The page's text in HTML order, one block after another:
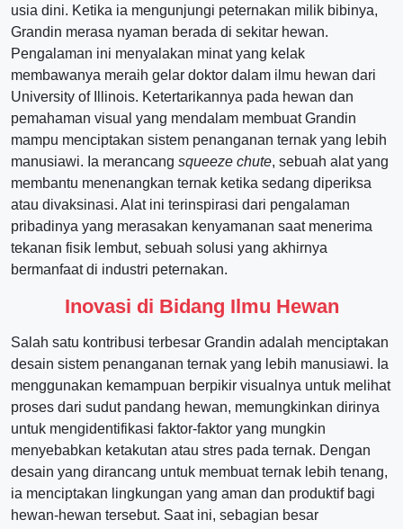
usia dini. Ketika ia mengunjungi peternakan milik bibinya,
Grandin merasa nyaman berada di sekitar hewan.
Pengalaman ini menyalakan minat yang kelak
membawanya meraih gelar doktor dalam ilmu hewan dari
University of Illinois. Ketertarikannya pada hewan dan
pemahaman visual yang mendalam membuat Grandin
mampu menciptakan sistem penanganan ternak yang lebih
manusiawi. Ia merancang squeeze chute, sebuah alat yang
membantu menenangkan ternak ketika sedang diperiksa
atau divaksinasi. Alat ini terinspirasi dari pengalaman
pribadinya yang merasakan kenyamanan saat menerima
tekanan fisik lembut, sebuah solusi yang akhirnya
bermanfaat di industri peternakan.
Inovasi di Bidang Ilmu Hewan
Salah satu kontribusi terbesar Grandin adalah menciptakan
desain sistem penanganan ternak yang lebih manusiawi. Ia
menggunakan kemampuan berpikir visualnya untuk melihat
proses dari sudut pandang hewan, memungkinkan dirinya
untuk mengidentifikasi faktor-faktor yang mungkin
menyebabkan ketakutan atau stres pada ternak. Dengan
desain yang dirancang untuk membuat ternak lebih tenang,
ia menciptakan lingkungan yang aman dan produktif bagi
hewan-hewan tersebut. Saat ini, sebagian besar